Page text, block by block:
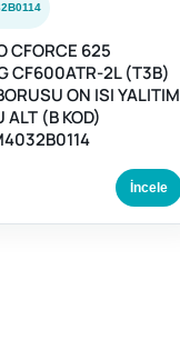
CFORCE 625
CF600ATR-2L (T3B)
ON ISI YALITIM
ALT (B KOD)
İncele